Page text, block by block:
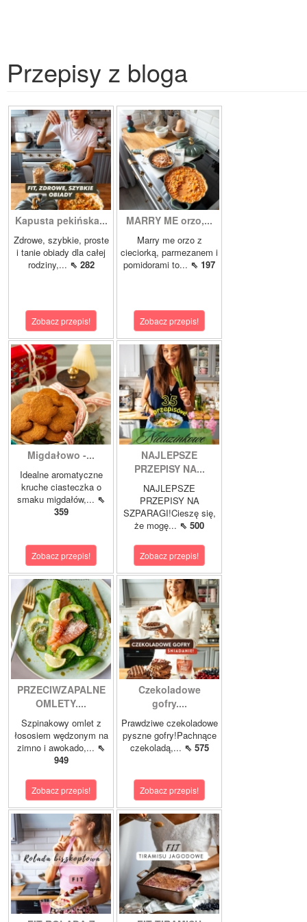
Przepisy z bloga
Kapusta pekińska...
Zdrowe, szybkie, proste
i tanie obiady dla całej
rodziny,... ⇖ 282
Zobacz przepis!
MARRY ME orzo,...
Marry me orzo z
cieciorką, parmezanem i
pomidorami to... ⇖ 197
Zobacz przepis!
Migdałowo -...
Idealne aromatyczne
kruche ciasteczka o
smaku migdałów,... ⇖
359
Zobacz przepis!
NAJLEPSZE
PRZEPISY NA...
NAJLEPSZE
PRZEPISY NA
SZPARAGI!Cieszę się,
że mogę... ⇖ 500
Zobacz przepis!
PRZECIWZAPALNE
OMLETY....
Szpinakowy omlet z
łososiem wędzonym na
zimno i awokado,... ⇖
949
Zobacz przepis!
Czekoladowe
gofry....
Prawdziwe czekoladowe
pyszne gofry!Pachnące
czekoladą,... ⇖ 575
Zobacz przepis!